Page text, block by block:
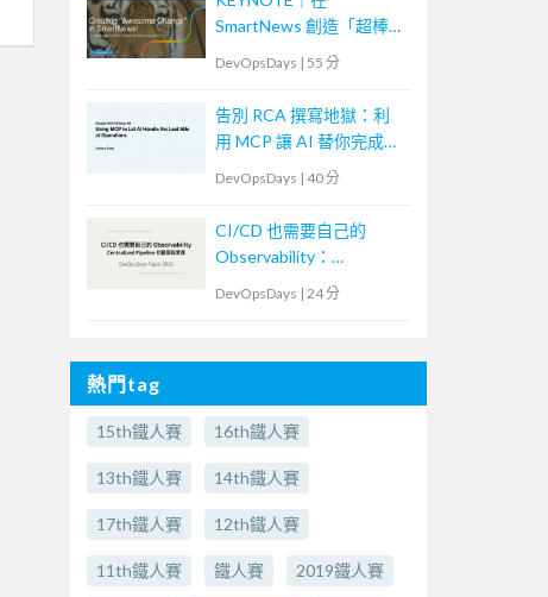
SmartNews 創造「超棒的
改變」！特務部隊
作戰
DevOpsDays | 55 分
告別 RCA 撰寫地獄：利
用 MCP 讓 AI 替你完成維
DevOpsDays | 40 分
CI/CD 也需要自己的
Observability：
Centralized Pipeline 的觀
DevOpsDays | 24 分
熱門tag
15th鐵人賽 16th鐵人賽
13th鐵人賽 14th鐵人賽
17th鐵人賽 12th鐵人賽
11th鐵人賽 鐵人賽 2019鐵人賽